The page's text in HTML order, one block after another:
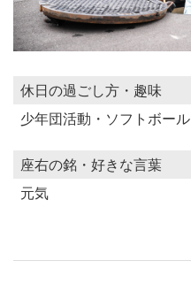
休日の過ごし方・趣味
少年団活動・ソフトボール
座右の銘・好きな言葉
元気